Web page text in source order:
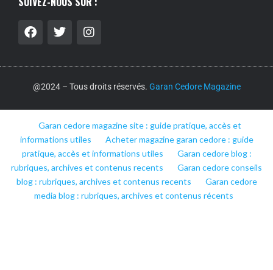
@2024 – Tous droits réservés. Garan Cedore Magazine
Garan cedore magazine site : guide pratique, accès et
informations utiles
Acheter magazine garan cedore : guide
pratique, accès et informations utiles
Garan cedore blog :
rubriques, archives et contenus recents
Garan cedore conseils
blog : rubriques, archives et contenus recents
Garan cedore
media blog : rubriques, archives et contenus récents